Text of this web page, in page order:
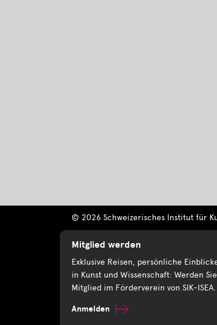
© 2026 Schweizerisches Institut für
Mitglied werden
Exklusive Reisen, persönliche
in Kunst und Wissenschaft: Werden Sie
Mitglied im Förderverein von SIK-ISEA.
Anmelden